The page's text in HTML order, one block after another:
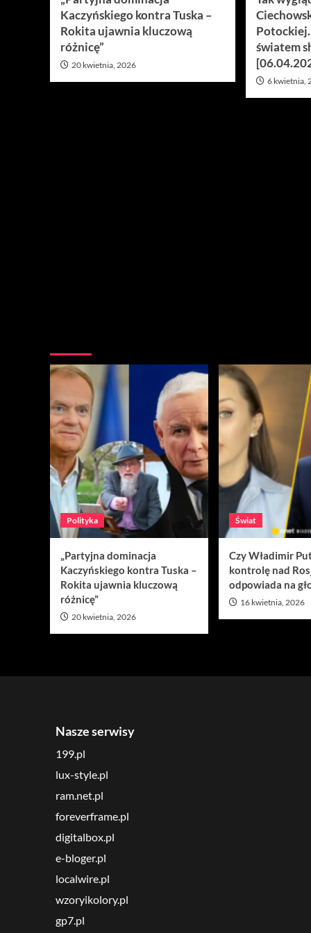
Kaczyńskiego kontra Tuska –
Rokita ujawnia kluczową
różnicę”
20 kwietnia, 2026
Potockiej.
światem
6 kwietnia,
Polityka
„Partyjna dominacja
Kaczyńskiego kontra Tuska –
Rokita ujawnia kluczową
różnicę”
20 kwietnia, 2026
Świat
Czy Władimir
kontrolę nad
odpowiada na
16 kwietnia, 2026
Nasze serwisy
199.pl
lux-style.pl
ram.net.pl
foreverframe.pl
digitalbox.pl
e-bloger.pl
localwire.pl
wzoryikolory.pl
gp7.pl